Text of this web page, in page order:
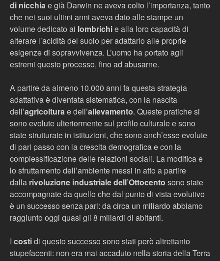
di nicchiae già Darwin ne aveva colto l’importanza, tanto
che nei suoi ultimi anni aveva dato alle stampe un
volume dedicato ai lombrichie alla loro capacità di
alterare l’acidità del suolo per adattarlo alle proprie
esigenze di sopravvivenza. L’uomo ha portato agli
estremi questo processo, fino ad abusarne.
A partire da almeno 10.000 anni fa questa strategia
adattativa è diventata sistematica, con la nascita
dell’agricolturae dell’allevamento. Queste pratiche si
sono evolute ulteriormente sul profilo culturale e sono
state strutturate in istituzioni, che sono anch’esse evolute
di pari passo con la crescita demografica e con la
complessificazione delle relazioni sociali. La modifica e
lo sfruttamento dell’ambiente messi in atto a partire
dalla rivoluzione industriale dell’Ottocento sono state
accompagnate da quello che dal punto di vista evolutivo
è un successo senza pari: da circa un miliardo abbiamo
raggiunto oggi quasi gli 8 miliardi di abitanti.
I costidi questo successo sono stati però altrettanto
stupefacenti: non era mai accaduto nella storia della Terra